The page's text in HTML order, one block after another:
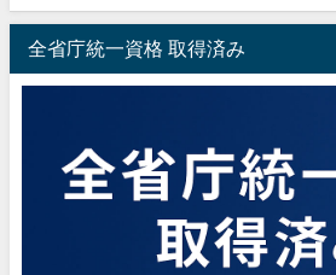
全省庁統一資格 取得済み